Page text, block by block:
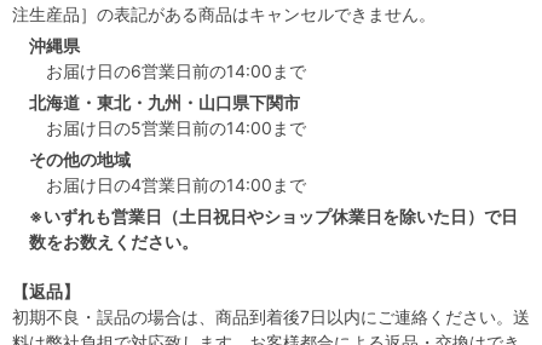
注生産品］の表記がある商品はキャンセルできません。
沖縄県
お届け日の6営業日前の14:00まで
北海道・東北・九州・山口県下関市
お届け日の5営業日前の14:00まで
その他の地域
お届け日の4営業日前の14:00まで
※いずれも営業日（土日祝日やショップ休業日を除いた日）で日
数をお数えください。
【返品】
初期不良・誤品の場合は、商品到着後7日以内にご連絡ください。送